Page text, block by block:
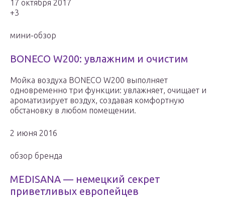
17 октября 2017
+3
мини-обзор
BONECO W200: увлажним и очистим
Мойка воздуха BONECO W200 выполняет
одновременно три функции: увлажняет, очищает и
ароматизирует воздух, создавая комфортную
обстановку в любом помещении.
2 июня 2016
обзор бренда
MEDISANA — немецкий секрет
приветливых европейцев